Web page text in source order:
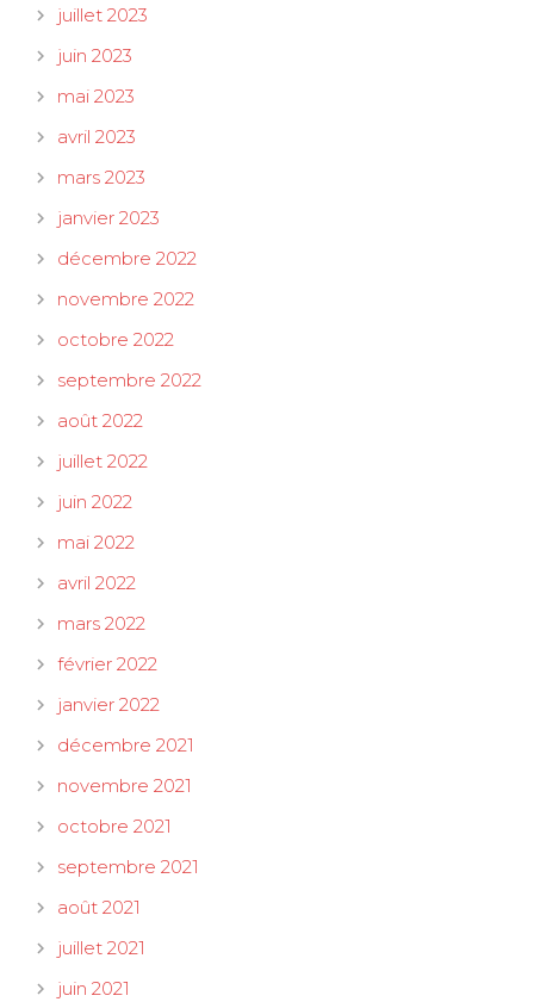
juillet 2023
juin 2023
mai 2023
avril 2023
mars 2023
janvier 2023
décembre 2022
novembre 2022
octobre 2022
septembre 2022
août 2022
juillet 2022
juin 2022
mai 2022
avril 2022
mars 2022
février 2022
janvier 2022
décembre 2021
novembre 2021
octobre 2021
septembre 2021
août 2021
juillet 2021
juin 2021